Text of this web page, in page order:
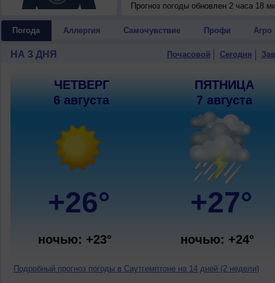
Прогноз погоды обновлен 2 часа 18
Погода Аллергия Самочувствие Профи Агро
НА 3 ДНЯ Почасовой Сегодня
ЧЕТВЕРГ
6 августа
+26°
ночью: +23°
ПЯТНИЦА
7 августа
+27°
ночью: +24°
Подробный прогноз погоды в Саутгемптоне на 14 дней (2 недели)